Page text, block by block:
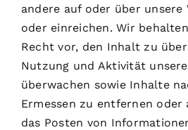
andere auf oder über unsere
oder einreichen. Wir
Recht vor, den Inhalt zu
Nutzung und Aktivität
überwachen sowie Inhalte
Ermessen zu entfernen oder
das Posten von